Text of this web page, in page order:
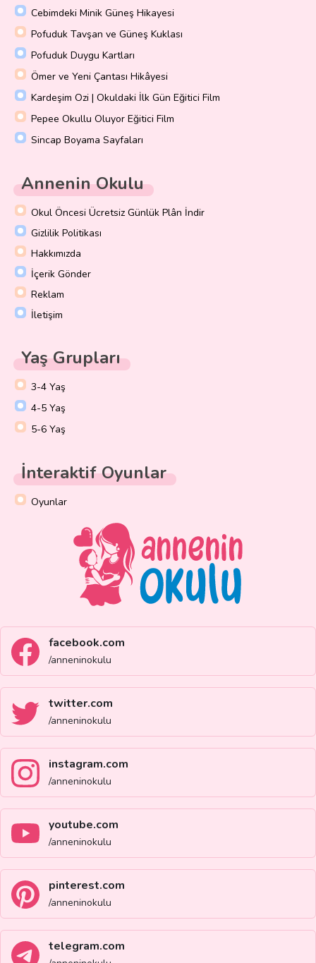
Cebimdeki Minik Güneş Hikayesi
Pofuduk Tavşan ve Güneş Kuklası
Pofuduk Duygu Kartları
Ömer ve Yeni Çantası Hikâyesi
Kardeşim Ozi | Okuldaki İlk Gün Eğitici Film
Pepee Okullu Oluyor Eğitici Film
Sincap Boyama Sayfaları
Annenin Okulu
Okul Öncesi Ücretsiz Günlük Plân İndir
Gizlilik Politikası
Hakkımızda
İçerik Gönder
Reklam
İletişim
Yaş Grupları
3-4 Yaş
4-5 Yaş
5-6 Yaş
İnteraktif Oyunlar
Oyunlar
facebook.com
/anneninokulu
twitter.com
/anneninokulu
instagram.com
/anneninokulu
youtube.com
/anneninokulu
pinterest.com
/anneninokulu
telegram.com